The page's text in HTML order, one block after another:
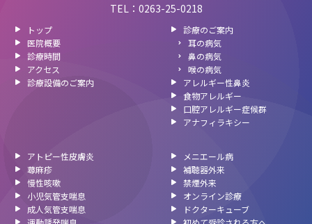
TEL：0263-25-0218
トップ
医院概要
診療時間
アクセス
診療設備のご案内
診療のご案内
耳の病気
鼻の病気
喉の病気
アレルギー性鼻炎
食物アレルギー
口腔アレルギー症候群
アナフィラキシー
アトピー性皮膚炎
蕁麻疹
慢性咳嗽
小児気管支喘息
成人気管支喘息
メニエール病
補聴器外来
禁煙外来
オンライン診療
ドクターキューブ